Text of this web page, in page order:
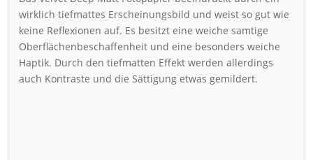
wirklich tiefmattes Erscheinungsbild und weist so gut wie
keine Reflexionen auf. Es besitzt eine weiche samtige
Oberflächenbeschaffenheit und eine besonders weiche
Haptik. Durch den tiefmatten Effekt werden allerdings
auch Kontraste und die Sättigung etwas gemildert.